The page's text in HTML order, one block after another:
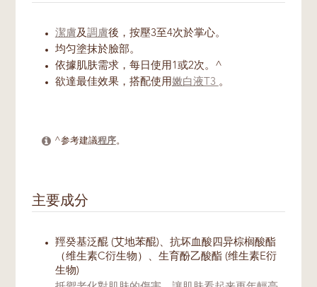
潔膚及 調膚後，按壓3至4次於掌心。
均匀塗抹於臉部。
依據肌肤需求，每日使用1或2次。^
欲達最佳效果，搭配使用嫩白液T3 。
^参考建議程序。
主要成分
羥癸基泛醌 (艾地苯醌)、抗坏血酸四异棕榈酸酯
（维生素C衍生物）、生育酚乙酸酯 (维生素E衍
生物)